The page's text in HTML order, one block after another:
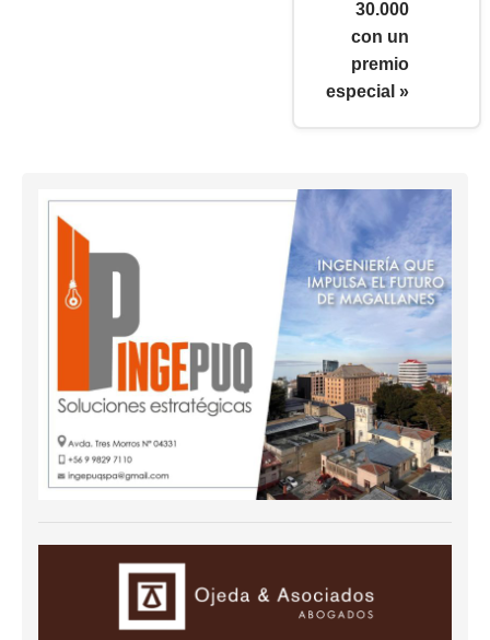
30.000
con un
premio
especial »